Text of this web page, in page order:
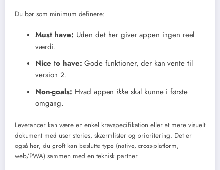
Du bør som minimum definere:
Must have: Uden det her giver appen ingen reel
værdi.
Nice to have: Gode funktioner, der kan vente til
version 2.
Non-goals: Hvad appen ikke skal kunne i første
omgang.
Leverancer kan være en enkel kravspecifikation eller et mere visuelt
dokument med user stories, skærmlister og prioritering. Det er
også her, du groft kan beslutte type (native, cross-platform,
web/PWA) sammen med en teknisk partner.